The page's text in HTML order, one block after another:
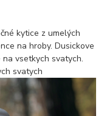
kytice z umelých
na hroby. Dusickove
vsetkych svatych.
svatych